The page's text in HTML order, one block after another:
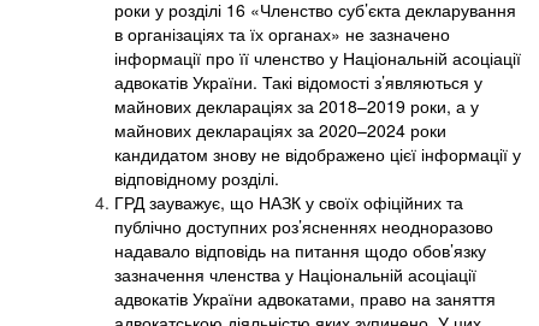
роки у розділі 16 «Членство суб’єкта декларування
в організаціях та їх органах» не зазначено
інформації про її членство у Національній асоціації
адвокатів України. Такі відомості з’являються у
майнових деклараціях за 2018–2019 роки, а у
майнових деклараціях за 2020–2024 роки
кандидатом знову не відображено цієї інформації у
відповідному розділі.
ГРД зауважує, що НАЗК у своїх офіційних та
публічно доступних роз’ясненнях неодноразово
надавало відповідь на питання щодо обов’язку
зазначення членства у Національній асоціації
адвокатів України адвокатами, право на заняття